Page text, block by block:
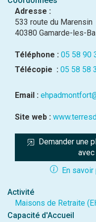
Adresse :
533 route du Marensin
40380 Gamarde-les-
Téléphone : 05 58 90
Télécopie : 05 58 58
Email :
Site web :
Demander une
En
Activité
Maisons de Retraite
Capacité d'Accueil